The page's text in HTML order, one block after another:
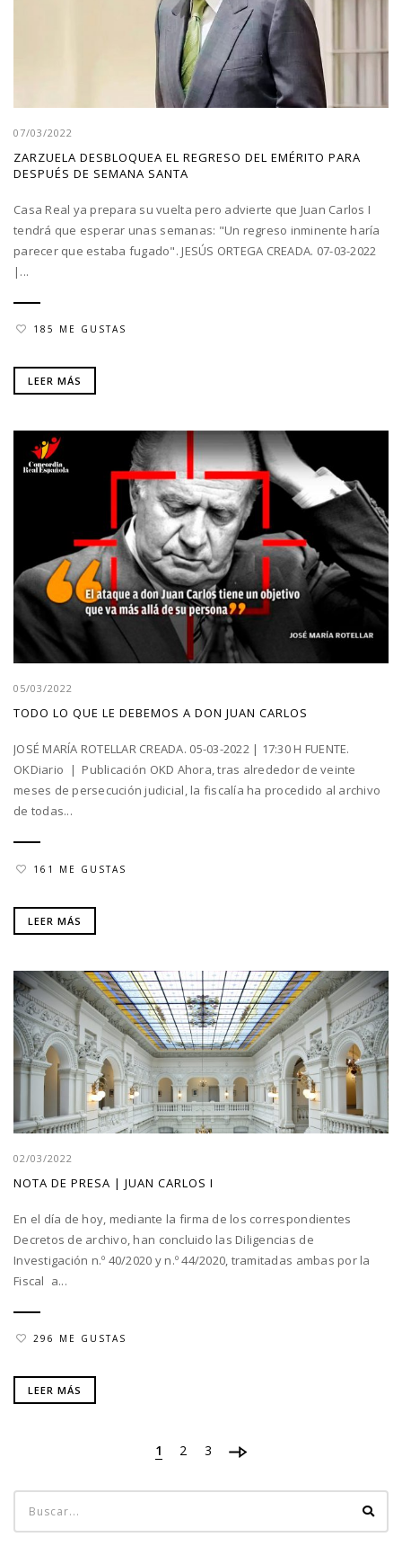
07/03/2022
ZARZUELA DESBLOQUEA EL REGRESO DEL EMÉRITO PARA
DESPUÉS DE SEMANA SANTA
Casa Real ya prepara su vuelta pero advierte que Juan Carlos I
tendrá que esperar unas semanas: "Un regreso inminente haría
parecer que estaba fugado". JESÚS ORTEGA CREADA. 07-03-2022
|...
185 ME GUSTAS
LEER MÁS
05/03/2022
TODO LO QUE LE DEBEMOS A DON JUAN CARLOS
JOSÉ MARÍA ROTELLAR CREADA. 05-03-2022 | 17:30 H FUENTE.
OKDiario | Publicación OKD Ahora, tras alrededor de veinte
meses de persecución judicial, la fiscalía ha procedido al archivo
de todas...
161 ME GUSTAS
LEER MÁS
02/03/2022
NOTA DE PRESA | JUAN CARLOS I
En el día de hoy, mediante la firma de los correspondientes
Decretos de archivo, han concluido las Diligencias de
Investigación n.º 40/2020 y n.º 44/2020, tramitadas ambas por la
Fiscal a...
296 ME GUSTAS
LEER MÁS
1 2 3